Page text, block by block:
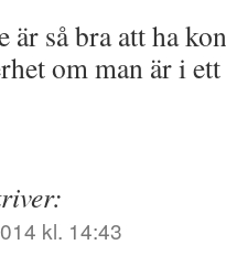
är så bra att ha
om man är i
kl. 14:43